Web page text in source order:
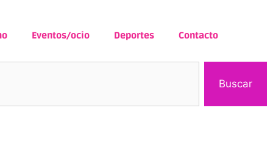
Eventos/ocio Deportes Contacto
Buscar